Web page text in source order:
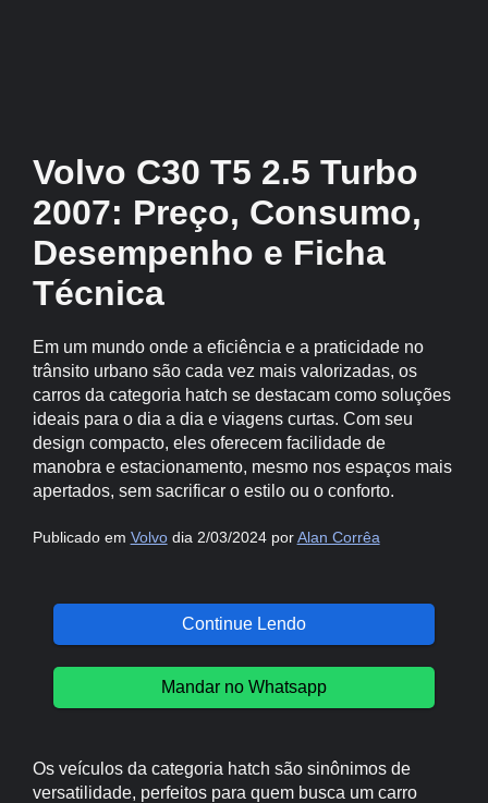
Volvo C30 T5 2.5 Turbo
2007: Preço, Consumo,
Desempenho e Ficha
Técnica
Em um mundo onde a eficiência e a praticidade no
trânsito urbano são cada vez mais valorizadas, os
carros da categoria hatch se destacam como soluções
ideais para o dia a dia e viagens curtas. Com seu
design compacto, eles oferecem facilidade de
manobra e estacionamento, mesmo nos espaços mais
apertados, sem sacrificar o estilo ou o conforto.
Publicado em Volvodia 2/03/2024 porAlan Corrêa
Continue Lendo
Mandar no Whatsapp
Os veículos da categoria hatch são sinônimos de
versatilidade, perfeitos para quem busca um carro